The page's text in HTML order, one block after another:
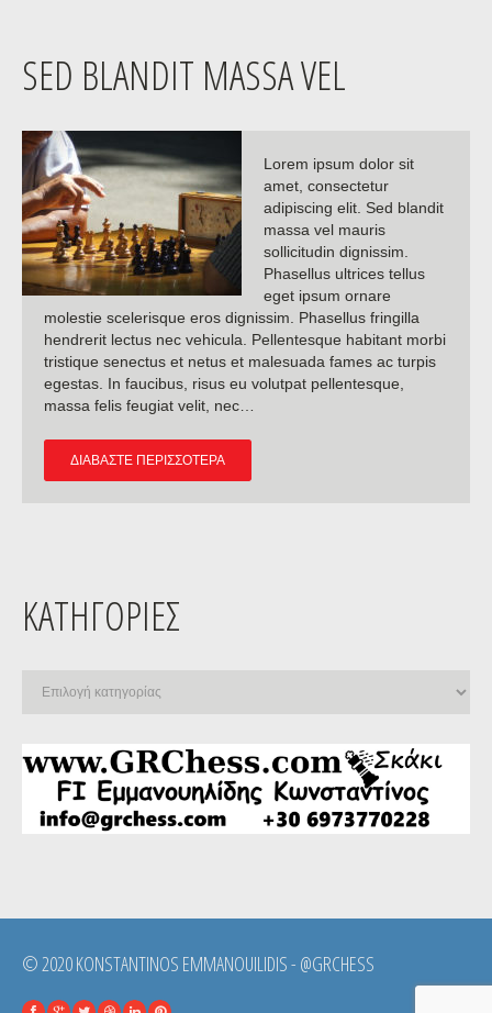
SED BLANDIT MASSA VEL
Lorem ipsum dolor sit
amet, consectetur
adipiscing elit. Sed blandit
massa vel mauris
sollicitudin dignissim.
Phasellus ultrices tellus
eget ipsum ornare
molestie scelerisque eros dignissim. Phasellus fringilla
hendrerit lectus nec vehicula. Pellentesque habitant morbi
tristique senectus et netus et malesuada fames ac turpis
egestas. In faucibus, risus eu volutpat pellentesque,
massa felis feugiat velit, nec…
ΔΙΑΒΆΣΤΕ ΠΕΡΙΣΣΌΤΕΡΑ
ΚΑΤΗΓΟΡΊΕΣ
© 2020 KONSTANTINOS EMMANOUILIDIS - @GRCHESS